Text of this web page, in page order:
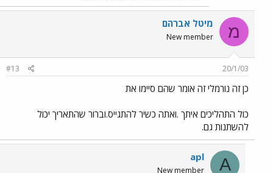
מ מיטל אברהם
New member
20/1/03
#13
כן זה נורמלי זה אומר שהם סיימו את
כול התהליכים איתך .ואתה כשיר להתגייס.וברור שהתאריך יכול
להשתנות גם.
A
apl
New member